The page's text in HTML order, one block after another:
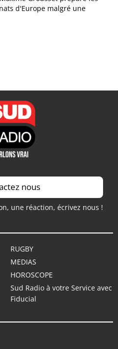
d'Europe malgré une
nous
une réaction, écrivez nous !
RUGBY
MEDIAS
HOROSCOPE
Sud Radio à votre Service avec
Fiducial